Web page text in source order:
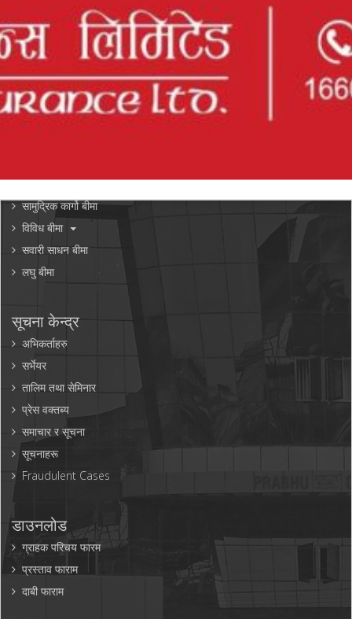
पुनर्बीमा कम्पनीहरु
Fraudulent Cases
हाम्रो सेवाहरू
कृषि बीमा
घर/सम्पत्ती बीमा
सामुद्रिक कार्गो बीमा
विविध बीमा
सवारी साधन बीमा
लघु बीमा
सूचना केन्द्र
अभिकर्ताहरु
सर्भेयर
तालिम तथा सेमिनार
प्रेस वक्तब्य
समाचार र सूचना
सूचनाहरू
Fraudulent Cases
डाउनलोड
ग्राहक परिचय फारम
प्रस्ताव फाराम
दाबी फाराम